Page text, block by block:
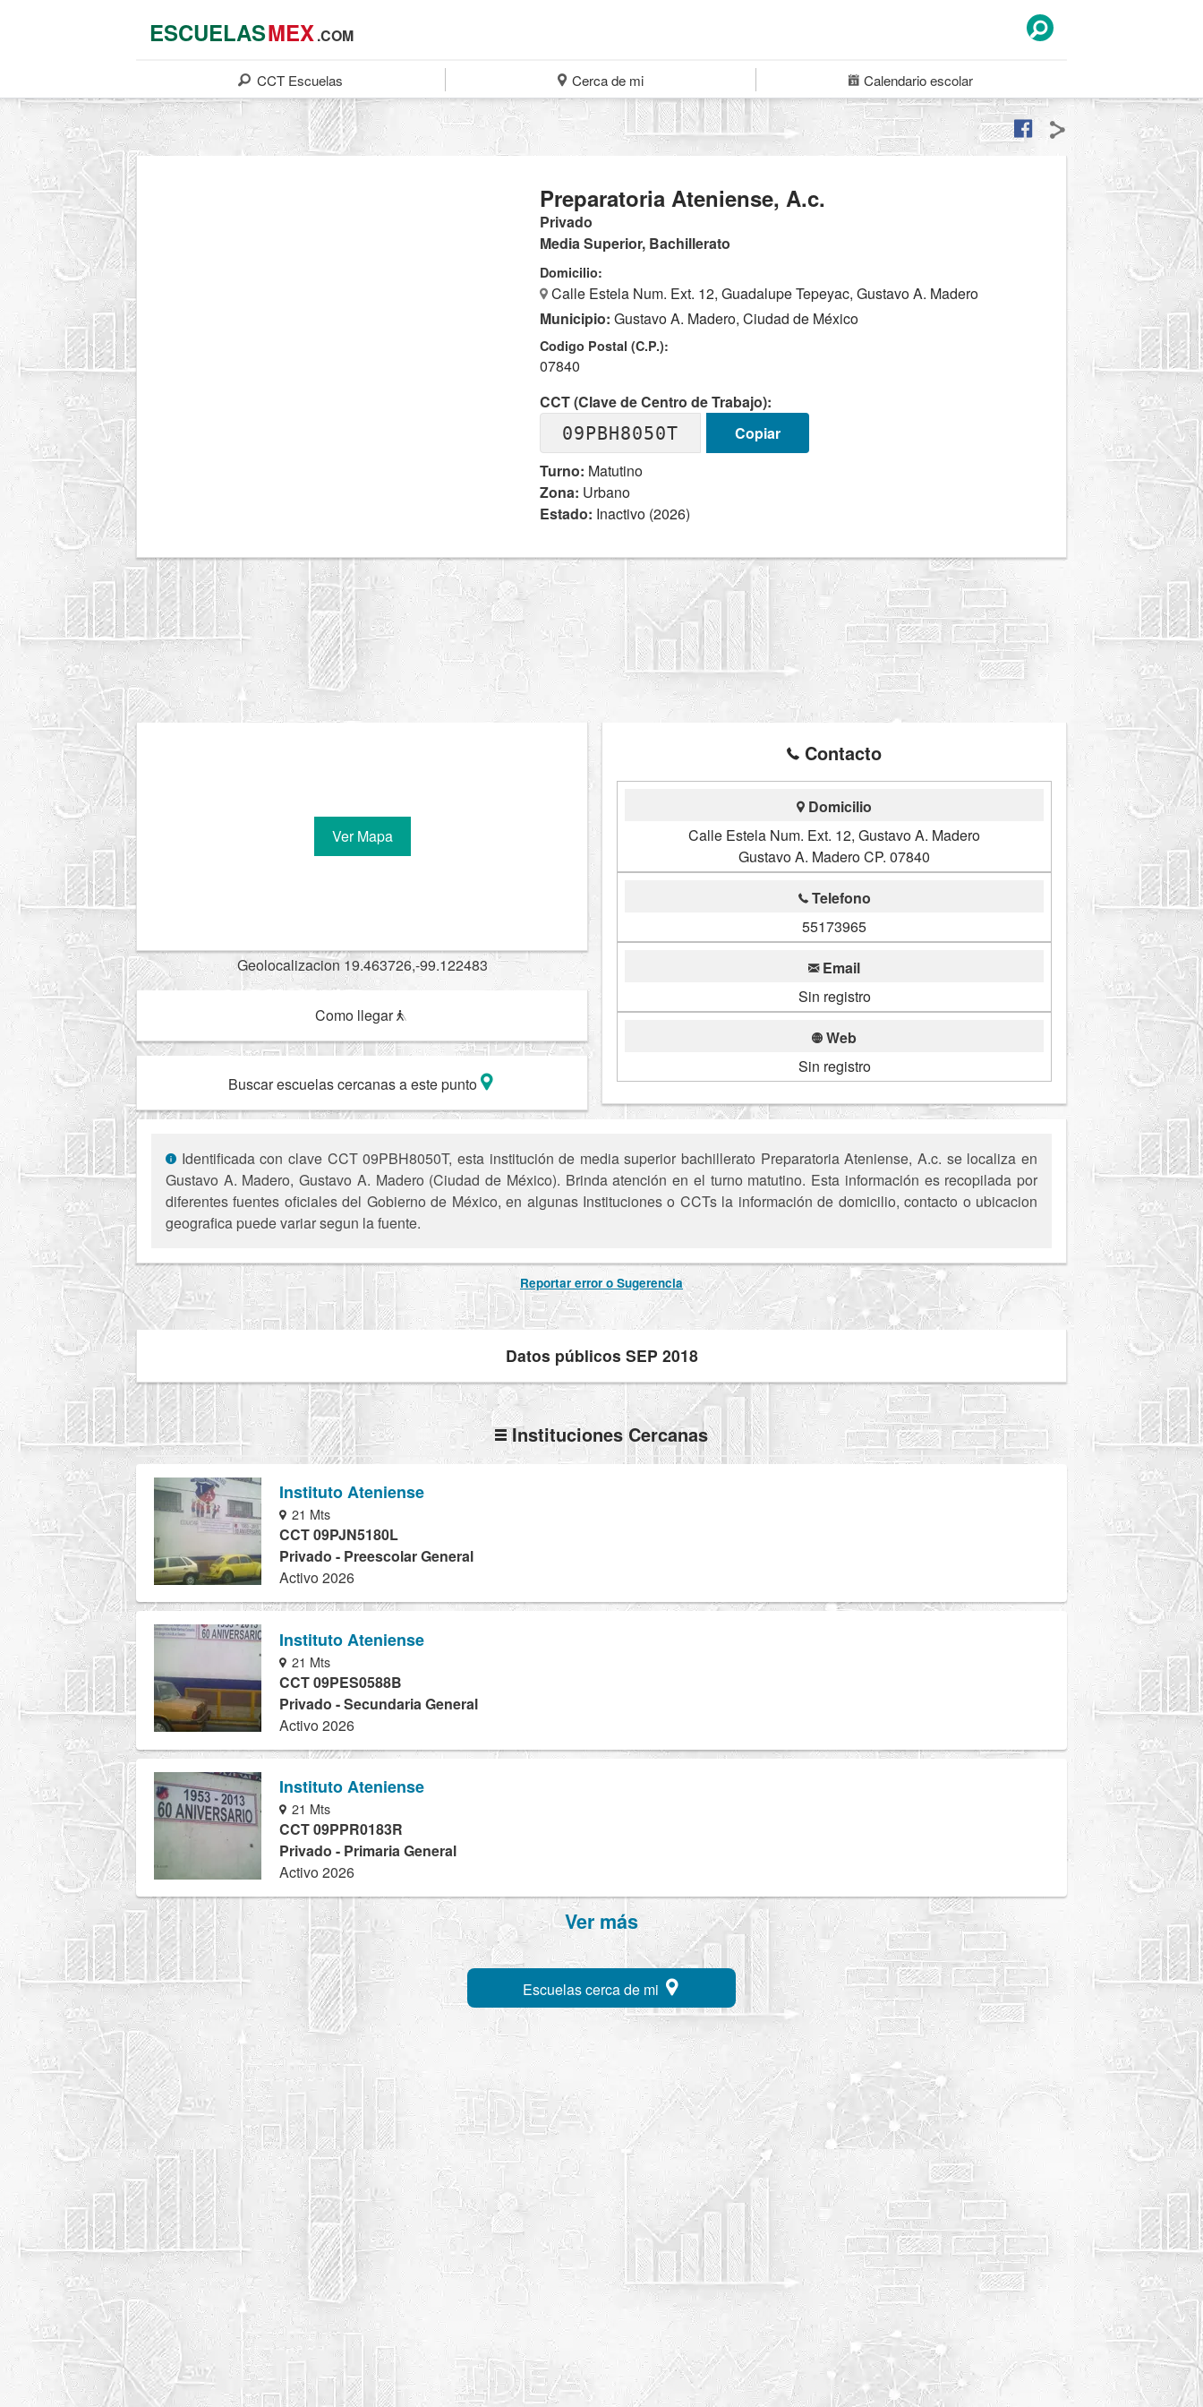
ESCUELASMEX.COM
CCT Escuelas Cerca de mi Calendarioescolar
Preparatoria Ateniense, A.c.
Privado
Media Superior, Bachillerato
Domicilio:
Calle Estela Num. Ext. 12, Guadalupe Tepeyac, Gustavo A. Madero
Municipio: Gustavo A. Madero, Ciudad de México
Codigo Postal (C.P.):
07840
CCT (Clave de Centro de Trabajo):
09PBH8050T
Copiar
Turno: Matutino
Zona: Urbano
Estado: Inactivo (2026)
Ver Mapa
Geolocalizacion 19.463726,-99.122483
Como llegar
Buscar escuelas cercanas a este punto
Contacto
Domicilio
Calle Estela Num. Ext. 12, Gustavo A. Madero
Gustavo A. Madero CP. 07840
Telefono
55173965
Email
Sin registro
Web
Sin registro
Identificada con clave CCT 09PBH8050T, esta institución de media superior bachillerato Preparatoria Ateniense, A.c. se localiza en
Gustavo A. Madero, Gustavo A. Madero (Ciudad de México). Brinda atención en el turno matutino. Esta información es recopilada por
diferentes fuentes oficiales del Gobierno de México, en algunas Instituciones o CCTs la información de domicilio, contacto o ubicacion
geografica puede variar segun la fuente.
Reportar error o Sugerencia
Datos públicos SEP 2018
Instituciones Cercanas
Instituto Ateniense
21 Mts
CCT 09PJN5180L
Privado - Preescolar General
Activo 2026
Instituto Ateniense
21 Mts
CCT 09PES0588B
Privado - Secundaria General
Activo 2026
Instituto Ateniense
21 Mts
CCT 09PPR0183R
Privado - Primaria General
Activo 2026
Ver más
Escuelas cerca de mi